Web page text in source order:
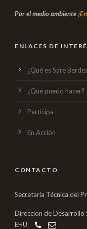
Por el medio ambiente
ENLACES DE
¿Qué es Sare
¿Qué puedo hacer?
Participa
En Acción
CONTACTO
Secretaría Técnica del
Direccion de Desarrollo
EHU: